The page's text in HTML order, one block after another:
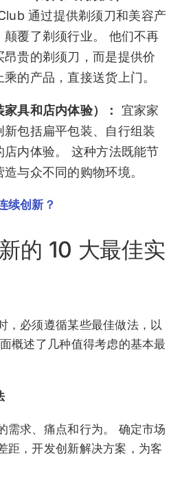
通过提供剃须刀和美容产
颠覆了剃须行业。 他们不再
昂贵的剃须刀，而是提供价
的产品，直接送货上门。
具和店内体验）：
宜家家
新包括扁平包装、自行组装
店内体验。 这种方法既能节
与众不同的购物环境。
续创新？
的 10 大最佳实
，必须遵循某些最佳做法，以
概述了几种值得考虑的基本最
需求、痛点和行为。 确定市场
距，开发创新解决方案，为客